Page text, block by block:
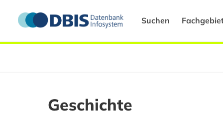
Suchen
Geschichte